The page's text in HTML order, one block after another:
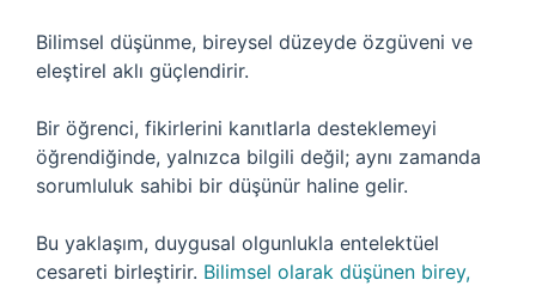
Bilimsel düşünme, bireysel düzeyde özgüveni ve
eleştirel aklı güçlendirir.
Bir öğrenci, fikirlerini kanıtlarla desteklemeyi
öğrendiğinde, yalnızca bilgili değil; aynı zamanda
sorumluluk sahibi bir düşünür haline gelir.
Bu yaklaşım, duygusal olgunlukla entelektüel
cesareti birleştirir. Bilimsel olarak düşünen birey,